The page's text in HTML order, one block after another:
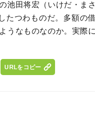
池田将宏（いけだ・ま
たつわものだ。多額の
うなものなのか。実際
URLをコピー